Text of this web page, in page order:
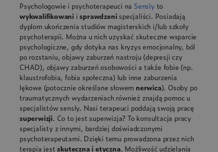
Psychologowie i psychoterapeuci na Senslyto
wykwalifikowani isprawdzenispecjaliści. Posiadają
dyplom ukończenia studiów magisterskich i/lub szkoły
psychoterapii. Można u nich uzyskać skuteczne wsparcie
psychologiczne, gdy dotyka nas kryzys emocjonalny, ból
po rozstaniu, objawy zaburzeń nastroju (depresji czy
CHAD), objawy zaburzeń osobowości a także fobie (np.
klaustrofobia, fobia społeczna) lub inne zaburzenia
lękowe (potocznie określane słowem nerwica). Osoby po
traumatycznych wydarzeniach również znajdą pomoc u
specjalistów sensly. Nasi terapeuci poddają swoją pracę
superwizji. Co to jest superwizja? To konsultacja pracy
specjalisty z innymi, bardziej doświadczonymi
psychoterapeutami. Dzięki temu prowadzona przez nich
terapia jestskuteczna i etyczna. Możliwość udzielania